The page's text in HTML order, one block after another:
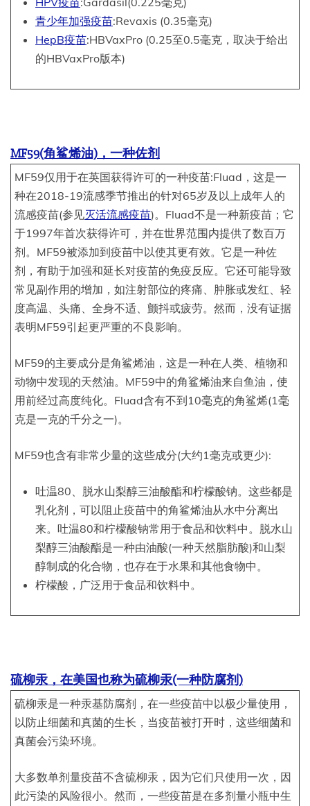
青少年加强疫苗:Revaxis (0.35毫克)
HepB疫苗:HBVaxPro (0.25至0.5毫克，取决于给出
的HBVaxPro版本)
MF59(角鲨烯油)，一种佐剂
MF59仅用于在英国获得许可的一种疫苗:Fluad，这是一
种在2018-19流感季节推出的针对65岁及以上成年人的
流感疫苗(参见灭活流感疫苗)。Fluad不是一种新疫苗；它
于1997年首次获得许可，并在世界范围内提供了数百万
剂。MF59被添加到疫苗中以使其更有效。它是一种佐
剂，有助于加强和延长对疫苗的免疫反应。它还可能导致
常见副作用的增加，如注射部位的疼痛、肿胀或发红、轻
度高温、头痛、全身不适、颤抖或疲劳。然而，没有证据
表明MF59引起更严重的不良影响。
MF59的主要成分是角鲨烯油，这是一种在人类、植物和
动物中发现的天然油。MF59中的角鲨烯油来自鱼油，使
用前经过高度纯化。Fluad含有不到10毫克的角鲨烯(1毫
克是一克的千分之一)。
MF59也含有非常少量的这些成分(大约1毫克或更少):
吐温80、脱水山梨醇三油酸酯和柠檬酸钠。这些都是
乳化剂，可以阻止疫苗中的角鲨烯油从水中分离出
来。吐温80和柠檬酸钠常用于食品和饮料中。脱水山
梨醇三油酸酯是一种由油酸(一种天然脂肪酸)和山梨
醇制成的化合物，也存在于水果和其他食物中。
柠檬酸，广泛用于食品和饮料中。
硫柳汞，在美国也称为硫柳汞(一种防腐剂)
硫柳汞是一种汞基防腐剂，在一些疫苗中以极少量使用，
以防止细菌和真菌的生长，当疫苗被打开时，这些细菌和
真菌会污染环境。
大多数单剂量疫苗不含硫柳汞，因为它们只使用一次，因
此污染的风险很小。然而，一些疫苗是在多剂量小瓶中生